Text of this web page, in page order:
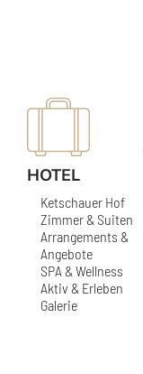
HOTEL
Ketschauer Hof
Zimmer & Suiten
Arrangements &
Angebote
SPA & Wellness
Aktiv & Erleben
Galerie